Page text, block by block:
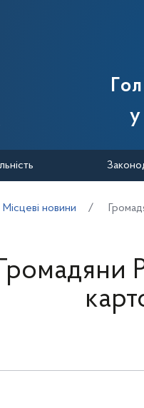
Державної
Місцеві новини